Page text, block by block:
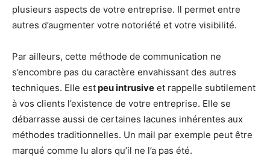
plusieurs aspects de votre entreprise. Il permet entre
autres d’augmenter votre notoriété et votre visibilité.
Par ailleurs, cette méthode de communication ne
s’encombre pas du caractère envahissant des autres
techniques. Elle estpeu intrusive et rappelle subtilement
à vos clients l’existence de votre entreprise. Elle se
débarrasse aussi de certaines lacunes inhérentes aux
méthodes traditionnelles. Un mail par exemple peut être
marqué comme lu alors qu’il ne l’a pas été.